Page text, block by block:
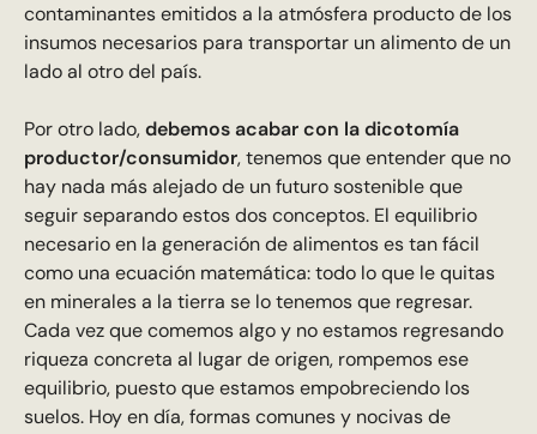
contaminantes emitidos a la atmósfera producto de los
insumos necesarios para transportar un alimento de un
lado al otro del país.
Por otro lado,debemos acabar con la dicotomía
productor/consumidor, tenemos que entender que no
hay nada más alejado de un futuro sostenible que
seguir separando estos dos conceptos. El equilibrio
necesario en la generación de alimentos es tan fácil
como una ecuación matemática: todo lo que le quitas
en minerales a la tierra se lo tenemos que regresar.
Cada vez que comemos algo y no estamos regresando
riqueza concreta al lugar de origen, rompemos ese
equilibrio, puesto que estamos empobreciendo los
suelos. Hoy en día, formas comunes y nocivas de